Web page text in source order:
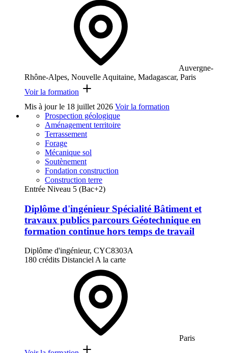
Auvergne-
Rhône-Alpes, Nouvelle Aquitaine, Madagascar, Paris
Voir la formation
Mis à jour le 18 juillet 2026 Voir la formation
Prospection géologique
Aménagement territoire
Terrassement
Forage
Mécanique sol
Soutènement
Fondation construction
Construction terre
Entrée Niveau 5 (Bac+2)
Diplôme d'ingénieur Spécialité Bâtiment et
travaux publics parcours Géotechnique en
formation continue hors temps de travail
Diplôme d'ingénieur, CYC8303A
180 crédits DistancielA la carte
Paris